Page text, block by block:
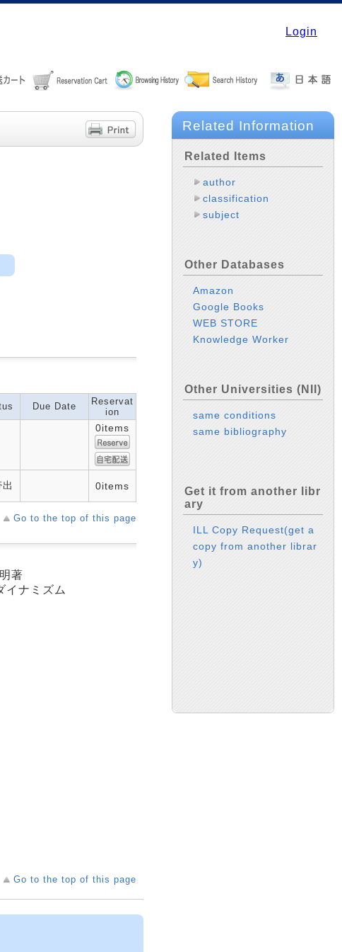
Login
Due Date
Reservat
ion
0items
0items
Go to the top of this page
著
イナミズム
Go to the top of this page
Related Information
Related Items
author
classification
subject
Other Databases
Amazon
Google Books
WEB STORE
Knowledge Worker
Other Universities (NII)
same conditions
same bibliography
Get it from another libr
ary
ILL Copy Request(get a
copy from another librar
y)